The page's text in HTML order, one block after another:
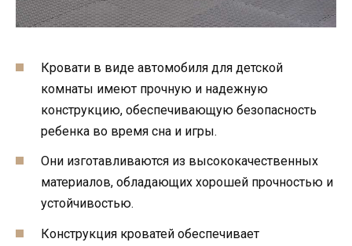
Кровати в виде автомобиля для детской
комнаты имеют прочную и надежную
конструкцию, обеспечивающую безопасность
ребенка во время сна и игры.
Они изготавливаются из высококачественных
материалов, обладающих хорошей прочностью и
устойчивостью.
Конструкция кроватей обеспечивает